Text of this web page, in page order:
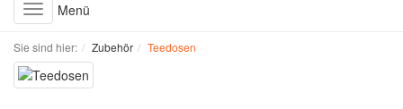
Toggle
navigation
Menü
Sie sind hier: Zubehör Teedosen